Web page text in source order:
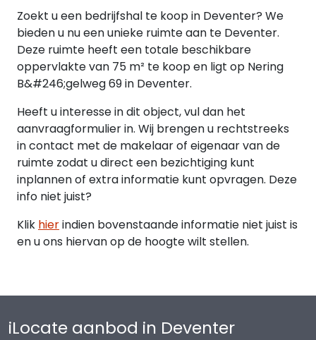
Zoekt u een bedrijfshal te koop in Deventer? We
bieden u nu een unieke ruimte aan te Deventer.
Deze ruimte heeft een totale beschikbare
oppervlakte van 75 m² te koop en ligt op Nering
B&#246;gelweg 69 in Deventer.
Heeft u interesse in dit object, vul dan het
aanvraagformulier in. Wij brengen u rechtstreeks
in contact met de makelaar of eigenaar van de
ruimte zodat u direct een bezichtiging kunt
inplannen of extra informatie kunt opvragen. Deze
info niet juist?
Klik hierindien bovenstaande informatie niet juist is
en u ons hiervan op de hoogte wilt stellen.
iLocate aanbod in Deventer